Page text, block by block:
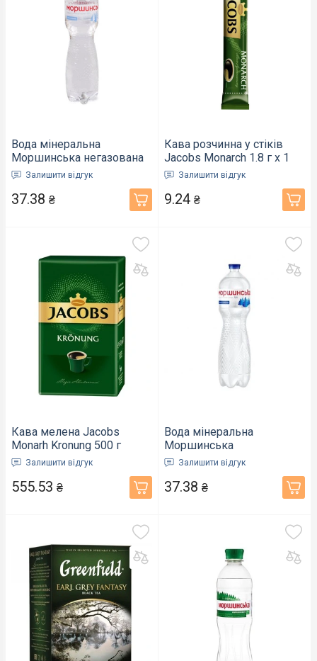
Вода мінеральна
Моршинська негазована
ПЕТ пляшка 1,5 л (189)
Залишити відгук
37.38 ₴
Кава розчинна у стіків
Jacobs Monarch 1.8 г х 1
шт (1068082)
Залишити відгук
9.24 ₴
Кава мелена Jacobs
Monarh Kronung 500 г
(322105)
Залишити відгук
555.53 ₴
Вода мінеральна
Моршинська
сильногазована ПЕТ
пляшка 1,5 л (22223)
Залишити відгук
37.38 ₴